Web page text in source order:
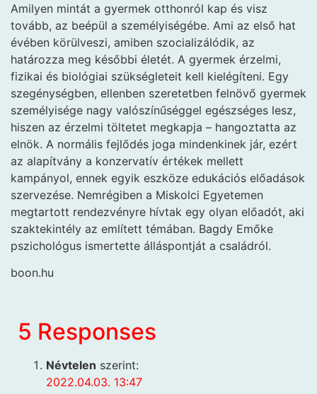
Amilyen mintát a gyermek otthonról kap és visz
tovább, az beépül a személyiségébe. Ami az első hat
évében körülveszi, amiben szocializálódik, az
határozza meg későbbi életét. A gyermek érzelmi,
fizikai és biológiai szükségleteit kell kielégíteni. Egy
szegénységben, ellenben szeretetben felnövő gyermek
személyisége nagy valószínűséggel egészséges lesz,
hiszen az érzelmi töltetet megkapja – hangoztatta az
elnök. A normális fejlődés joga mindenkinek jár, ezért
az alapítvány a konzervatív értékek mellett
kampányol, ennek egyik eszköze edukációs előadások
szervezése. Nemrégiben a Miskolci Egyetemen
megtartott rendezvényre hívtak egy olyan előadót, aki
szaktekintély az említett témában. Bagdy Emőke
pszichológus ismertette álláspontját a családról.
boon.hu
5 Responses
Névtelen szerint:
2022.04.03. 13:47